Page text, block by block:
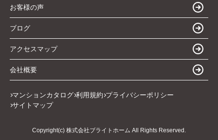
お客様の声
ブログ
アクセスマップ
会社概要
マンションカタログ 利用規約 プライバシーポリシー
サイトマップ
Copyright(c) 株式会社ブライトホーム All Rights Reserved.